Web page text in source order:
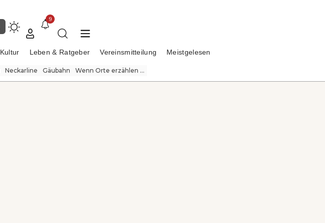
9
Kultur Leben & Ratgeber Vereinsmitteilung Meistgelesen
Neckarline Gäubahn Wenn Orte erzählen ...